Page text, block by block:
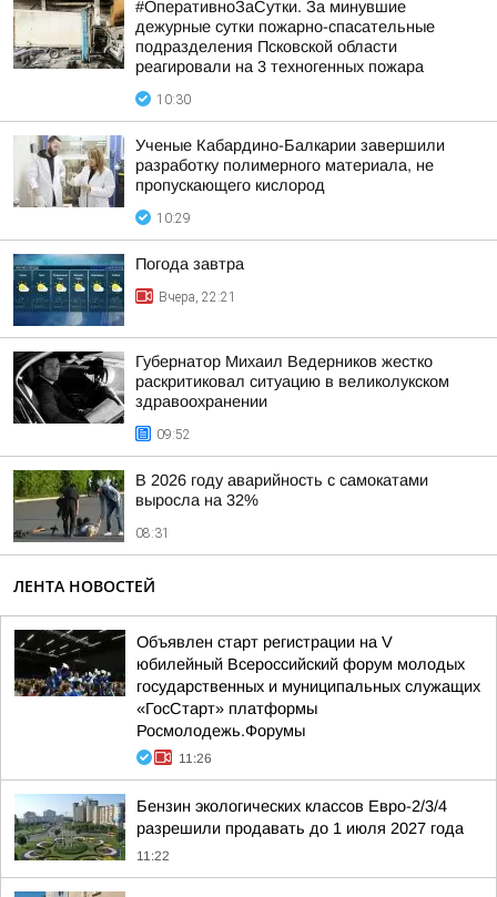
#ОперативноЗаСутки. За минувшие
дежурные сутки пожарно-спасательные
подразделения Псковской области
реагировали на 3 техногенных пожара
10:30
Ученые Кабардино-Балкарии завершили
разработку полимерного материала, не
пропускающего кислород
10:29
Погода завтра
Вчера, 22:21
Губернатор Михаил Ведерников жестко
раскритиковал ситуацию в великолукском
здравоохранении
09:52
В 2026 году аварийность с самокатами
выросла на 32%
08:31
ЛЕНТА НОВОСТЕЙ
Объявлен старт регистрации на V
юбилейный Всероссийский форум молодых
государственных и муниципальных служащих
«ГосСтарт» платформы
Росмолодежь.Форумы
11:26
Бензин экологических классов Евро-2/3/4
разрешили продавать до 1 июля 2027 года
11:22